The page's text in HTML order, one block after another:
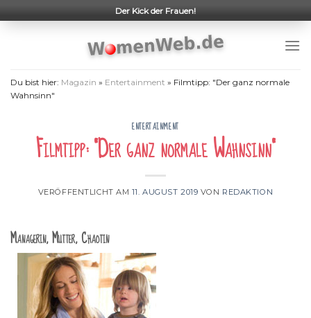
to
Der Kick der Frauen!
Du bist hier: Magazin » Entertainment » Filmtipp: "Der ganz normale
Wahnsinn"
ENTERTAINMENT
Filmtipp: "Der ganz normale Wahnsinn"
VERÖFFENTLICHT AM 11. AUGUST 2019 VON REDAKTION
Managerin, Mutter, Chaotin